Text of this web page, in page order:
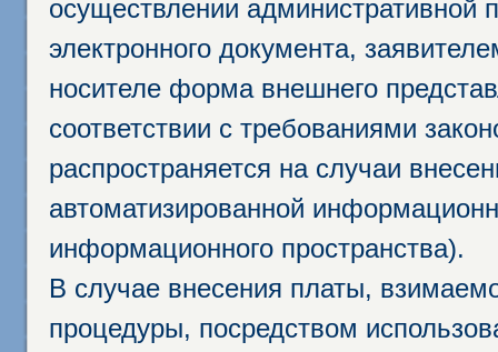
осуществлении административной
электронного документа,
носителе форма внешнего
соответствии с требованиями
распространяется на случаи
автоматизированной
информационного пространства).
В случае внесения платы,
процедуры, посредством